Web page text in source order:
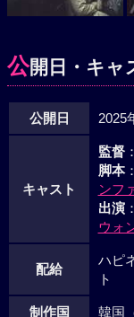
公開日・キャ
公開日 2025
キャスト
監督：
脚本：
ンフ
出演：
ウォ
配給
ハピ
ト
制作国 韓国